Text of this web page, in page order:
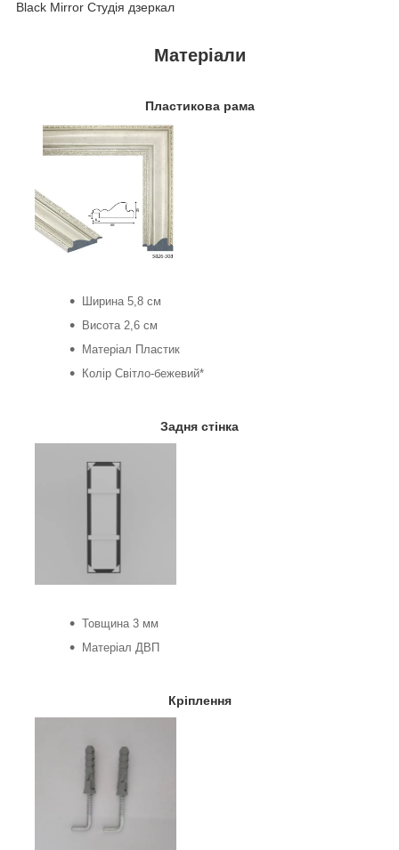
Black Mirror Студія дзеркал
Матеріали
Пластикова рама
Ширина 5,8 см
Висота 2,6 см
Матеріал Пластик
Колір Світло-бежевий*
Задня стінка
Товщина 3 мм
Матеріал ДВП
Кріплення